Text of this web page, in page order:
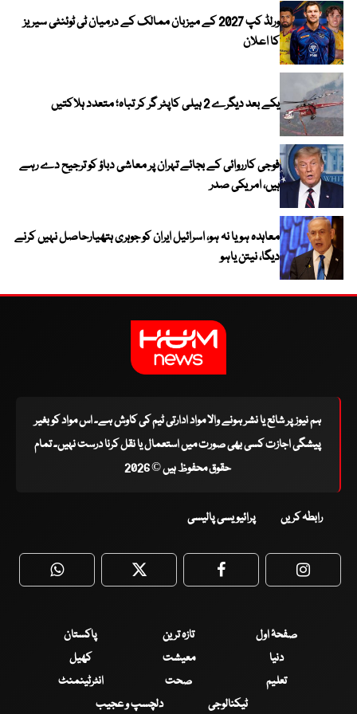
ورلڈ کپ 2027 کے میزبان ممالک کے درمیان ٹی ٹوئنٹی سیریز
کا اعلان
یکے بعد دیگرے 2 ہیلی کاپٹر گر کر تباہ؛ متعدد ہلاکتیں
فوجی کارروائی کے بجائے تہران پر معاشی دباؤ کو ترجیح دے رہے
ہیں، امریکی صدر
معاہدہ ہو یا نہ ہو، اسرائیل ایران کو جوہری ہتھیارحاصل نہیں کرنے
دیگا، نیتن یاہو
ہم نیوز پر شائع یا نشر ہونے والا مواد ادارتی ٹیم کی کاوش ہے۔ اس مواد کو بغیر
پیشگی اجازت کسی بھی صورت میں استعمال یا نقل کرنا درست نہیں۔ تمام
حقوق محفوظ ہیں © 2026
رابطہ کریں پرائیویسی پالیسی
WhatsApp Twitter Facebook
صفحۂ اول تازہ ترین
پاکستان
دنیا
معیشت
کھیل
تعلیم
صحت
انٹرٹینمنٹ
ٹیکنالوجی
دلچسپ و عجیب